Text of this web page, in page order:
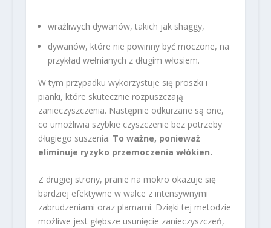
wrażliwych dywanów, takich jak shaggy,
dywanów, które nie powinny być moczone, na
przykład wełnianych z długim włosiem.
W tym przypadku wykorzystuje się proszki i
pianki, które skutecznie rozpuszczają
zanieczyszczenia. Następnie odkurzane są one,
co umożliwia szybkie czyszczenie bez potrzeby
długiego suszenia. To ważne, ponieważ
eliminuje ryzyko przemoczenia włókien.
Z drugiej strony, pranie na mokro okazuje się
bardziej efektywne w walce z intensywnymi
zabrudzeniami oraz plamami. Dzięki tej metodzie
możliwe jest głębsze usunięcie zanieczyszczeń,